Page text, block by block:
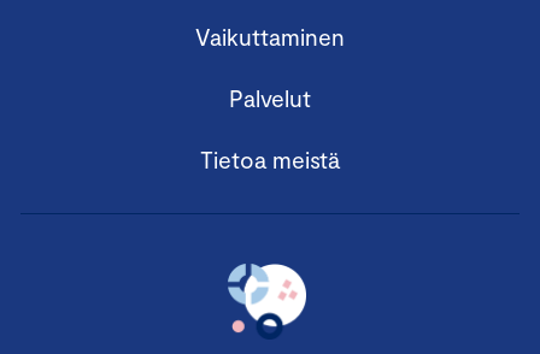
Vaikuttaminen
Palvelut
Tietoa meistä